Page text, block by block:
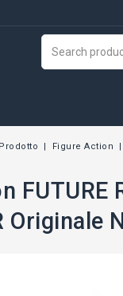
Figure Action
FUTURE
Originale